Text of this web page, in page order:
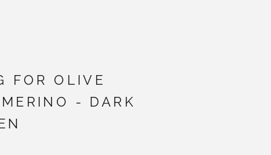
FOR OLIVE
- DARK